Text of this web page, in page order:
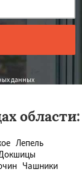
данных
области:
Лепель
Чашники